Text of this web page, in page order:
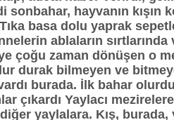
sonbahar, hayvanın kışın
basa dolu yaprak
ablaların sırtlarında
çoğu zaman dönüşen o
durak bilmeyen ve
burada. İlk bahar
çıkardı Yaylacı
yaylalara. Kış, burada,